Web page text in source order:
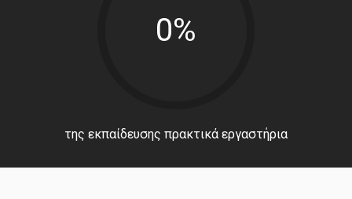
0%
της εκπαίδευσης πρακτικά εργαστήρια